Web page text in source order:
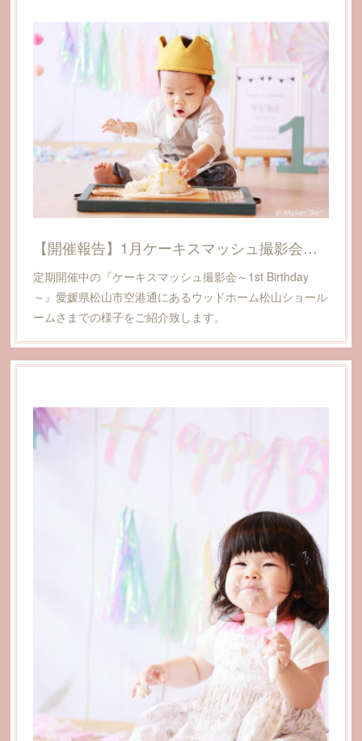
【開催報告】1月ケーキスマッシュ撮影会@愛媛県松山市(ウッドホーム松山ショールーム)
定期開催中の『ケーキスマッシュ撮影会～1st Birthday
～』愛媛県松山市空港通にあるウッドホーム松山ショール
ームさまでの様子をご紹介致します。